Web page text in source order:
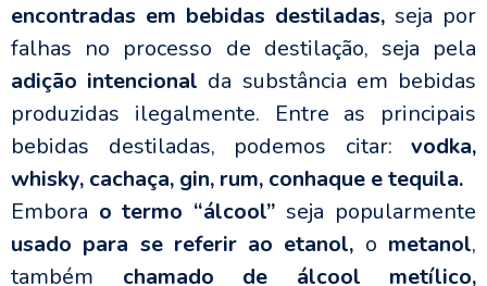
encontradas em bebidas destiladas, seja por
falhas no processo de destilação, seja pela
adição intencional da substância em bebidas
produzidas ilegalmente. Entre as principais
bebidas destiladas, podemos citar: vodka,
whisky, cachaça, gin, rum, conhaque e tequila.
Embora o termo “álcool” seja popularmente
usado para se referir ao etanol, o metanol,
também chamado de álcool metílico,